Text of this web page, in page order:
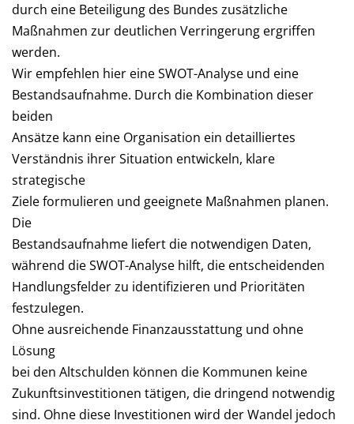
durch eine Beteiligung des Bundes zusätzliche
Maßnahmen zur deutlichen Verringerung ergriffen
werden.
Wir empfehlen hier eine SWOT-Analyse und eine
Bestandsaufnahme. Durch die Kombination dieser
beiden
Ansätze kann eine Organisation ein detailliertes
Verständnis ihrer Situation entwickeln, klare
strategische
Ziele formulieren und geeignete Maßnahmen planen.
Die
Bestandsaufnahme liefert die notwendigen Daten,
während die SWOT-Analyse hilft, die entscheidenden
Handlungsfelder zu identifizieren und Prioritäten
festzulegen.
Ohne ausreichende Finanzausstattung und ohne
Lösung
bei den Altschulden können die Kommunen keine
Zukunftsinvestitionen tätigen, die dringend notwendig
sind. Ohne diese Investitionen wird der Wandel jedoch